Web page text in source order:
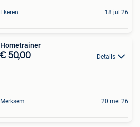
Ekeren 18 jul 26
Hometrainer
€ 50,00 Details
Merksem 20 mei 26